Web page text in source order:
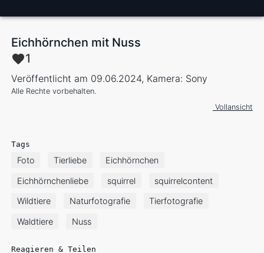
Eichhörnchen mit Nuss
1
Veröffentlicht am 09.06.2024, Kamera: Sony
Alle Rechte vorbehalten.
Vollansicht
Tags
Foto Tierliebe Eichhörnchen
Eichhörnchenliebe squirrel squirrelcontent
Wildtiere Naturfotografie Tierfotografie
Waldtiere Nuss
Reagieren & Teilen